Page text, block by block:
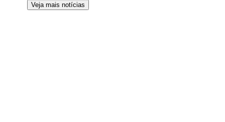
Veja mais notícias